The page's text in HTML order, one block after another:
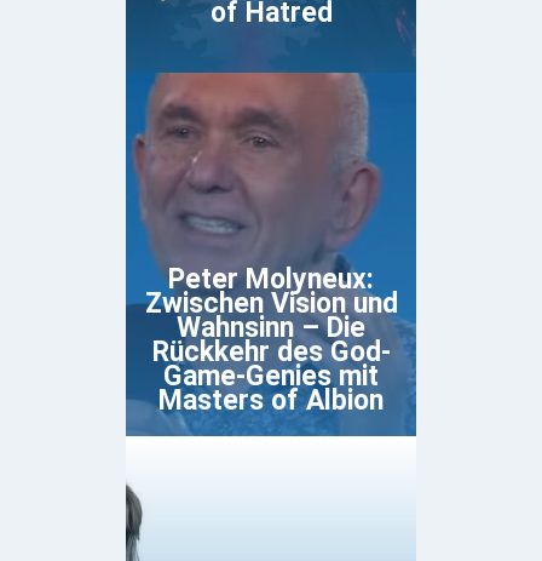
of Hatred
Peter Molyneux:
Zwischen Vision und
Wahnsinn – Die
Rückkehr des God-
Game-Genies mit
Masters of Albion